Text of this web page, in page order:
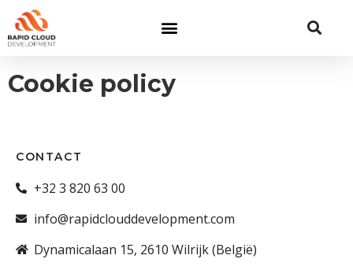
Cookie policy
CONTACT
+32 3 820 63 00
info@rapidclouddevelopment.com
Dynamicalaan 15, 2610 Wilrijk (België)